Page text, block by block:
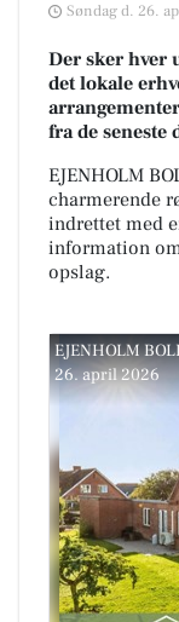
Søndag d. 26.
Der sker hver
det lokale
fra de seneste
EJENHOLM
charmerende
indrettet med
information
opslag.
EJENHOLM
26. april 2026